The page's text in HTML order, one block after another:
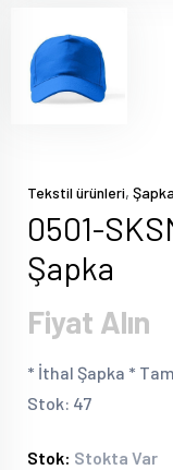
Tekstil ürünleri, Şapka
0501-
Şapka
Fiyat Alın
* İthal Şapka *
Stok: 47
Stok: Stokta Var